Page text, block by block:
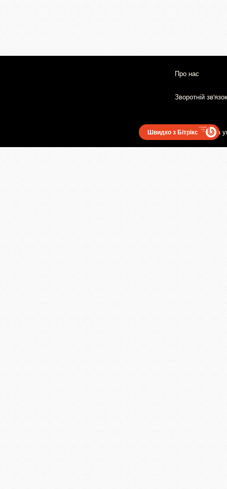
Про нас
Зворотній зв'язок
Користувацька
Швидко з Бітрікс